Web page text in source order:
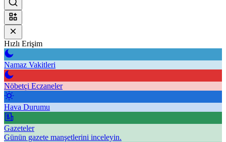
Hızlı Erişim
Namaz Vakitleri
Nöbetçi Eczaneler
Hava Durumu
Gazeteler
Günün gazete manşetlerini inceleyin.